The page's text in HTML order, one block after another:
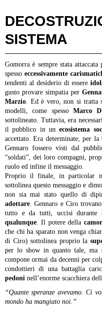
SISTEMA
Gomorra è sempre stata
spesso eccessivamente
tendenti al desiderio di essere
gusto provare simpatia per
Marzio . Ed è vero, non si tratta
modelli, come spesso Marco
sottolineato. Tuttavia, era
il pubblico in unecosistema
accettato. Era determinate, per
Gennaro fossero visti dal
“soldati”, dei loro compagni,
ruolo ed infine il messaggio.
Proprio il finale, in particolar
sottolinea questo messaggio e
non sia mai stato quello di
adottare . Gennaro e Ciro
tutto e da tutti, uccisi durante
qualunque . Il potere della
che chi ha sparato non venga
di Ciro) sottolinea proprio la
per lo show in quanto tale, ma
compone ormai da decenni per
condottieri di una battaglia
pedoni nell’enorme scacchiera
“Quante speranze avevamo. Ci
mondo ha mangiato noi.”